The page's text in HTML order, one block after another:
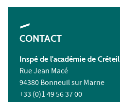
CONTACT
Inspé de l'académie de Créteil
Rue Jean Macé
94380 Bonneuil sur Marne
+33 (0)1 49 56 37 00